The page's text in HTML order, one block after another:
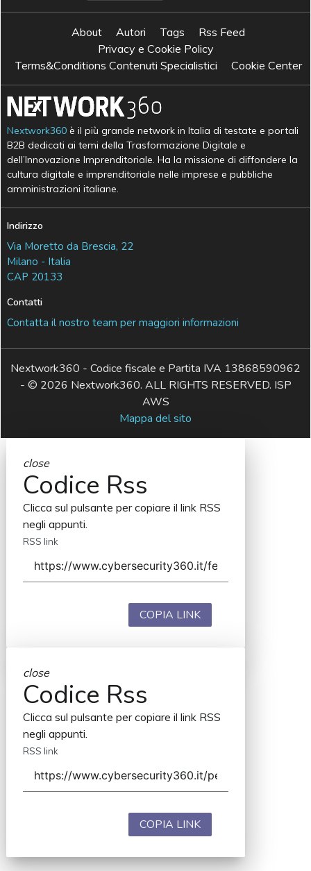
About Autori Tags
Rss Feed
Privacy e Cookie Policy
Terms&Conditions Contenuti Specialistici
Cookie Center
Nextwork360 è il più grande network in Italia di testate e portali
B2B dedicati ai temi della Trasformazione Digitale e
dell’Innovazione Imprenditoriale. Ha la missione di diffondere la
cultura digitale e imprenditoriale nelle imprese e pubbliche
amministrazioni italiane.
Indirizzo
Via Moretto da Brescia, 22
Milano - Italia
CAP 20133
Contatti
Contatta il nostro team per maggiori informazioni
Nextwork360 - Codice fiscale e Partita IVA 13868590962
- © 2026 Nextwork360. ALL RIGHTS RESERVED. ISP
AWS
Mappa del sito
close
Codice Rss
Clicca sul pulsante per copiare il link RSS
negli appunti.
RSS link
COPIA LINK
close
Codice Rss
Clicca sul pulsante per copiare il link RSS
negli appunti.
RSS link
COPIA LINK